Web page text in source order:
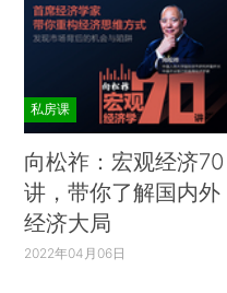
私房课
向松祚：宏观经济70
讲，带你了解国内外
经济大局
2022年04月06日